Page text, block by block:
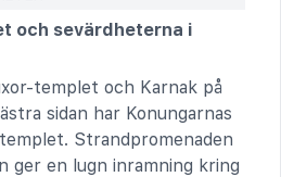
och sevärdheterna i
templet och Karnak på
sidan har Konungarnas
Strandpromenaden
ger en lugn inramning kring